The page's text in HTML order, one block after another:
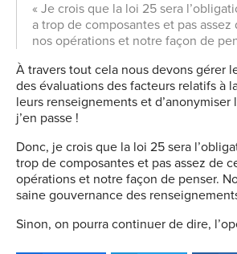
« Je crois que la loi 25 sera
a trop de composantes et pas
nos opérations et notre façon de
À travers tout cela nous devons gérer
des évaluations des facteurs relatifs à
leurs renseignements et
j’en passe !
Donc, je crois que la loi 25 sera
trop de composantes et pas assez de
opérations et notre façon de penser.
saine gouvernance des
Sinon, on pourra continuer de dire,